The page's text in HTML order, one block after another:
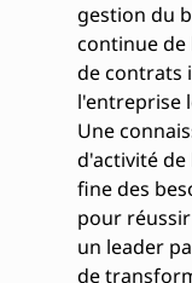
gestion du
continue de
de contrats
l'entreprise
Une
d'activité
fine des
pour
un leader
de